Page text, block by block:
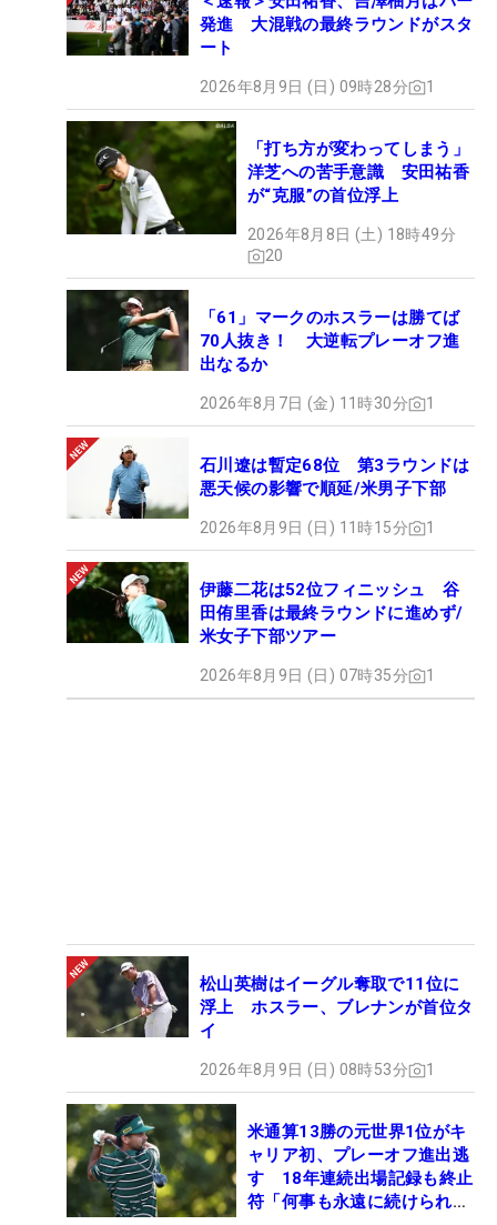
発進 大混戦の最終ラウンドがスタ
ート
2026年8月9日 (日) 09時28分 1
「打ち方が変わってしまう」
洋芝への苦手意識 安田祐香
が“克服”の首位浮上
2026年8月8日 (土) 18時49分
20
「61」マークのホスラーは勝てば
70人抜き！ 大逆転プレーオフ進
出なるか
2026年8月7日 (金) 11時30分 1
石川遼は暫定68位 第3ラウンドは
悪天候の影響で順延/米男子下部
2026年8月9日 (日) 11時15分 1
伊藤二花は52位フィニッシュ 谷
田侑里香は最終ラウンドに進めず/
米女子下部ツアー
2026年8月9日 (日) 07時35分 1
松山英樹はイーグル奪取で11位に
浮上 ホスラー、ブレナンが首位タ
イ
2026年8月9日 (日) 08時53分 1
米通算13勝の元世界1位がキ
ャリア初、プレーオフ進出逃
す 18年連続出場記録も終止
符「何事も永遠に続けられな